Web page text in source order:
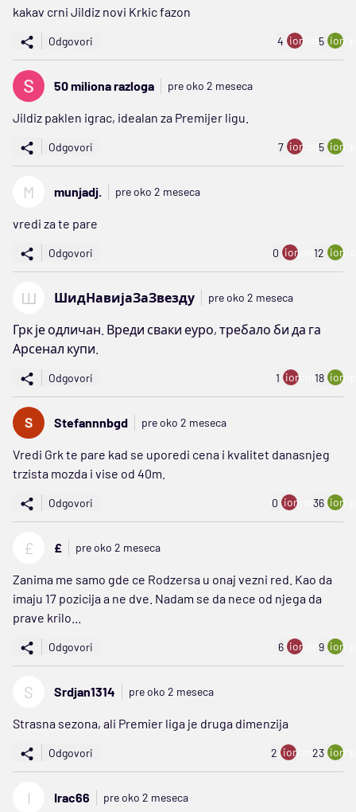
kakav crni Jildiz novi Krkic fazon
Odgovori 4 ion:minus
5
50 miliona razloga pre oko 2 meseca
Jildiz paklen igrac, idealan za Premijer ligu.
Odgovori 7 ion:minus
5
M munjadj. pre oko 2 meseca
vredi za te pare
Odgovori 0 ion:minus
12
Ш ШидНавијаЗаЗвезду pre oko 2 meseca
Грк је одличан. Вреди сваки еуро, требало би да га
Арсенал купи.
Odgovori 1 ion:minus
18
Stefannnbgd pre oko 2 meseca
Vredi Grk te pare kad se uporedi cena i kvalitet danasnjeg
trzista mozda i vise od 40m.
Odgovori 0 ion:minus
36
£ £ pre oko 2 meseca
Zanima me samo gde ce Rodzersa u onaj vezni red. Kao da
imaju 17 pozicija a ne dve. Nadam se da nece od njega da
prave krilo...
Odgovori 6 ion:minus
9
S Srdjan1314 pre oko 2 meseca
Strasna sezona, ali Premier liga je druga dimenzija
Odgovori 2 ion:minus
23
I Irac66 pre oko 2 meseca